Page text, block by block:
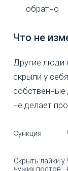
обратно
Что не
Другие люди
скрыли у
собственные
не делает
Функция
Скрыть лайки у
чужих постов